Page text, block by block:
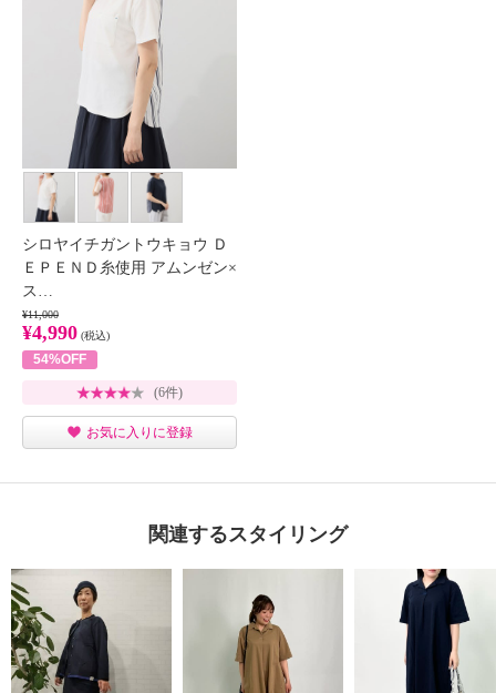
シロヤイチガントウキョウ Ｄ
ＥＰＥＮＤ糸使用 アムンゼン×
ス…
¥11,000
¥4,990 (税込)
54%OFF
(6件)
お気に入りに登録
関連するスタイリング